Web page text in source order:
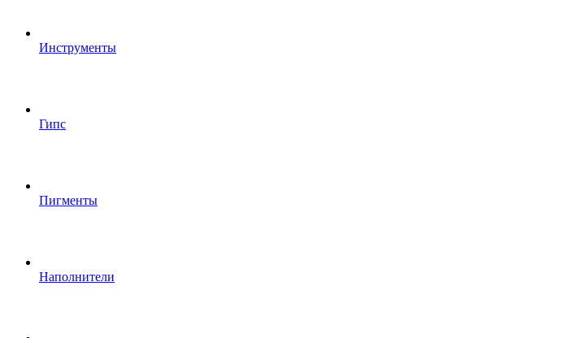
Инструменты
Гипс
Пигменты
Наполнители